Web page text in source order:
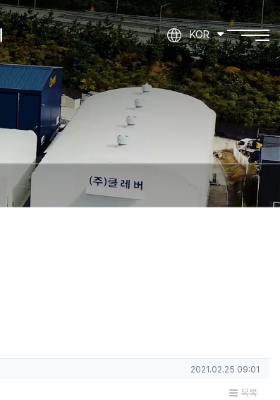
KOR
작성일
2021.02.25 09:01
목록